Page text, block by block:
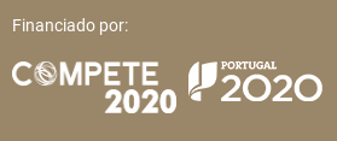
Financiado por: